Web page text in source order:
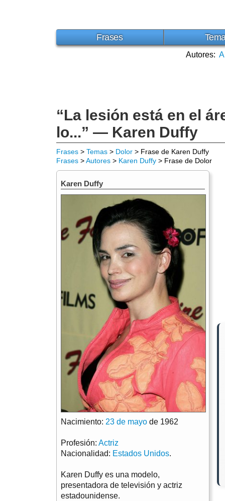
Frases
Autores: A
“La lesión está en el
lo...” — Karen Duffy
Frases > Temas > Dolor > Frase de Karen Duffy
Frases >Autores > Karen Duffy > Frase de Dolor
Karen Duffy
Nacimiento: 23 de mayo de 1962
Profesión: Actriz
Nacionalidad: Estados Unidos.
Karen Duffy es una modelo,
presentadora de televisión y actriz
estadounidense.